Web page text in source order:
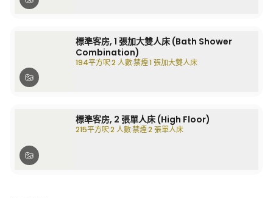
標準客房, 1 張加大雙人床 (Bath Shower
Combination)
194平方呎2 人數禁煙1 張加大雙人床
標準客房, 2 張單人床 (High Floor)
215平方呎2 人數禁煙2 張單人床